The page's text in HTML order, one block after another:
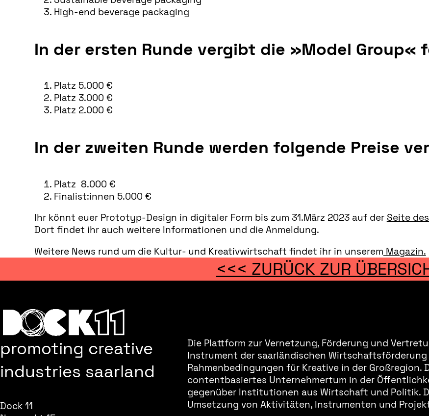
High-end beverage packaging
In der ersten Runde vergibt die »Model Group«
Platz 5.000 €
Platz 3.000 €
Platz 2.000 €
In der zweiten Runde werden folgende Preise
Platz 8.000 €
Finalist:innen 5.000 €
Ihr könnt euer Prototyp-Design in digitaler Form bis zum 31.März 2023 auf der Seite
Dort findet ihr auch weitere Informationen und die Anmeldung.
Weitere News rund um die Kultur- und Kreativwirtschaft findet ihr in unserem Magazin.
<<< ZURÜCK ZUR
promoting creative
industries saarland
Dock 11
Die Plattform zur Vernetzung, Förderung und
Instrument der saarländischen
Rahmenbedingungen für Kreative in der Großregion.
contentbasiertes Unternehmertum in der
gegenüber Institutionen aus Wirtschaft und Politik.
Umsetzung von Aktivitäten, Instrumenten und